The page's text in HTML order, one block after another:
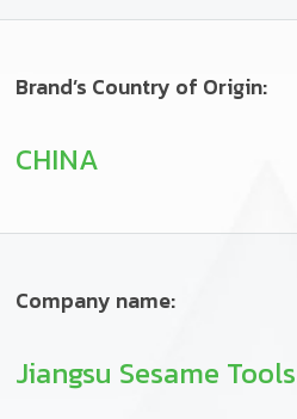
Brand’s Country of Origin:
CHINA
Company name:
Jiangsu Sesame